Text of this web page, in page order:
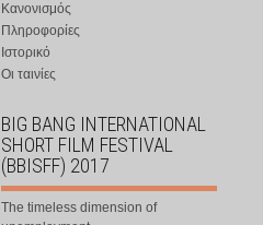
Κανονισμός
Πληροφορίες
Ιστορικό
Οι ταινίες
BIG BANG INTERNATIONAL
SHORT FILM FESTIVAL
(BBISFF) 2017
The timeless dimension of